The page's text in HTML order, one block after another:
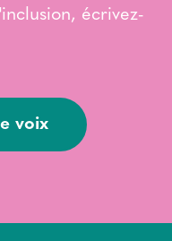
écrivez-
voix